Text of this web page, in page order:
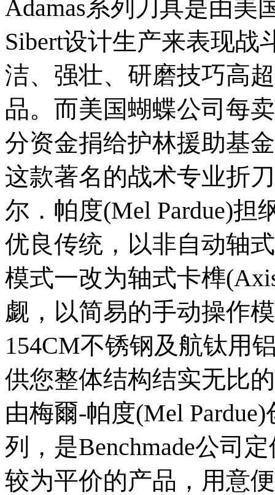
Adamas系列刀具是由美
Sibert设计生产来表现战
洁、强壮、研磨技巧高
品。而美国蝴蝶公司每
分资金捐给护林援助基
这款著名的战术专业折
尔．帕度(Mel Pardue)
优良传统，以非自动轴
模式一改为轴式卡榫
觑，以简易的手动操作
154CM不锈钢及航钛用
供您整体结构结实无比
由梅爾-帕度(Mel
列，是Benchmade公司
较为平价的产品，用意